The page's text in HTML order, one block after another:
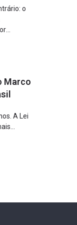
o
o
e
a
Marco
A Lei
dos